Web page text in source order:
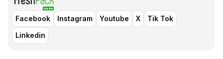
Facebook Instagram Youtube X
Tik Tok
Linkedin